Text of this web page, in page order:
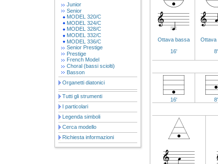
Junior
Senior
MODEL 320/C
MODEL 324/C
MODEL 328/C
MODEL 332/C
MODEL 336/C
Senior Prestige
Prestige
French Model
Choral (bassi sciolti)
Basson
Organetti diatonici
Tutti gli strumenti
I particolari
Legenda simboli
Cerca modello
Richiesta informazioni
Ottava bassa
16'
Ottava
8'
16' 8'